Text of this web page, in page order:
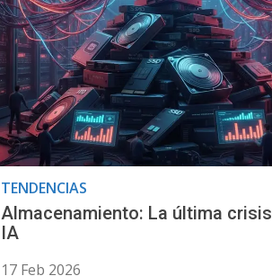
TENDENCIAS
Almacenamiento: La última
IA
17 Feb 2026